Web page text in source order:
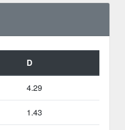
D
4.29
1.43